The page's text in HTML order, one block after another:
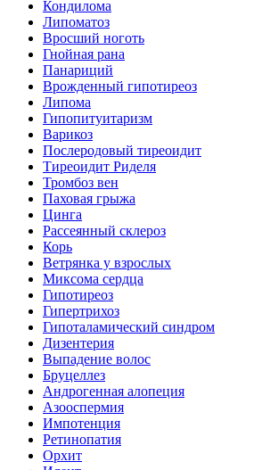
Кондилома
Липоматоз
Вросший ноготь
Гнойная рана
Панариций
Врожденный гипотиреоз
Липома
Гипопитуитаризм
Варикоз
Послеродовый тиреоидит
Тиреоидит Риделя
Тромбоз вен
Паховая грыжа
Цинга
Рассеянный склероз
Корь
Ветрянка у взрослых
Миксома сердца
Гипотиреоз
Гипертрихоз
Гипоталамический синдром
Дизентерия
Выпадение волос
Бруцеллез
Андрогенная алопеция
Азооспермия
Импотенция
Ретинопатия
Орхит